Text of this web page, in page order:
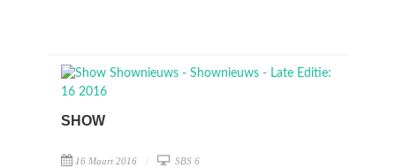
SHOW
16 Maart 2016 SBS 6